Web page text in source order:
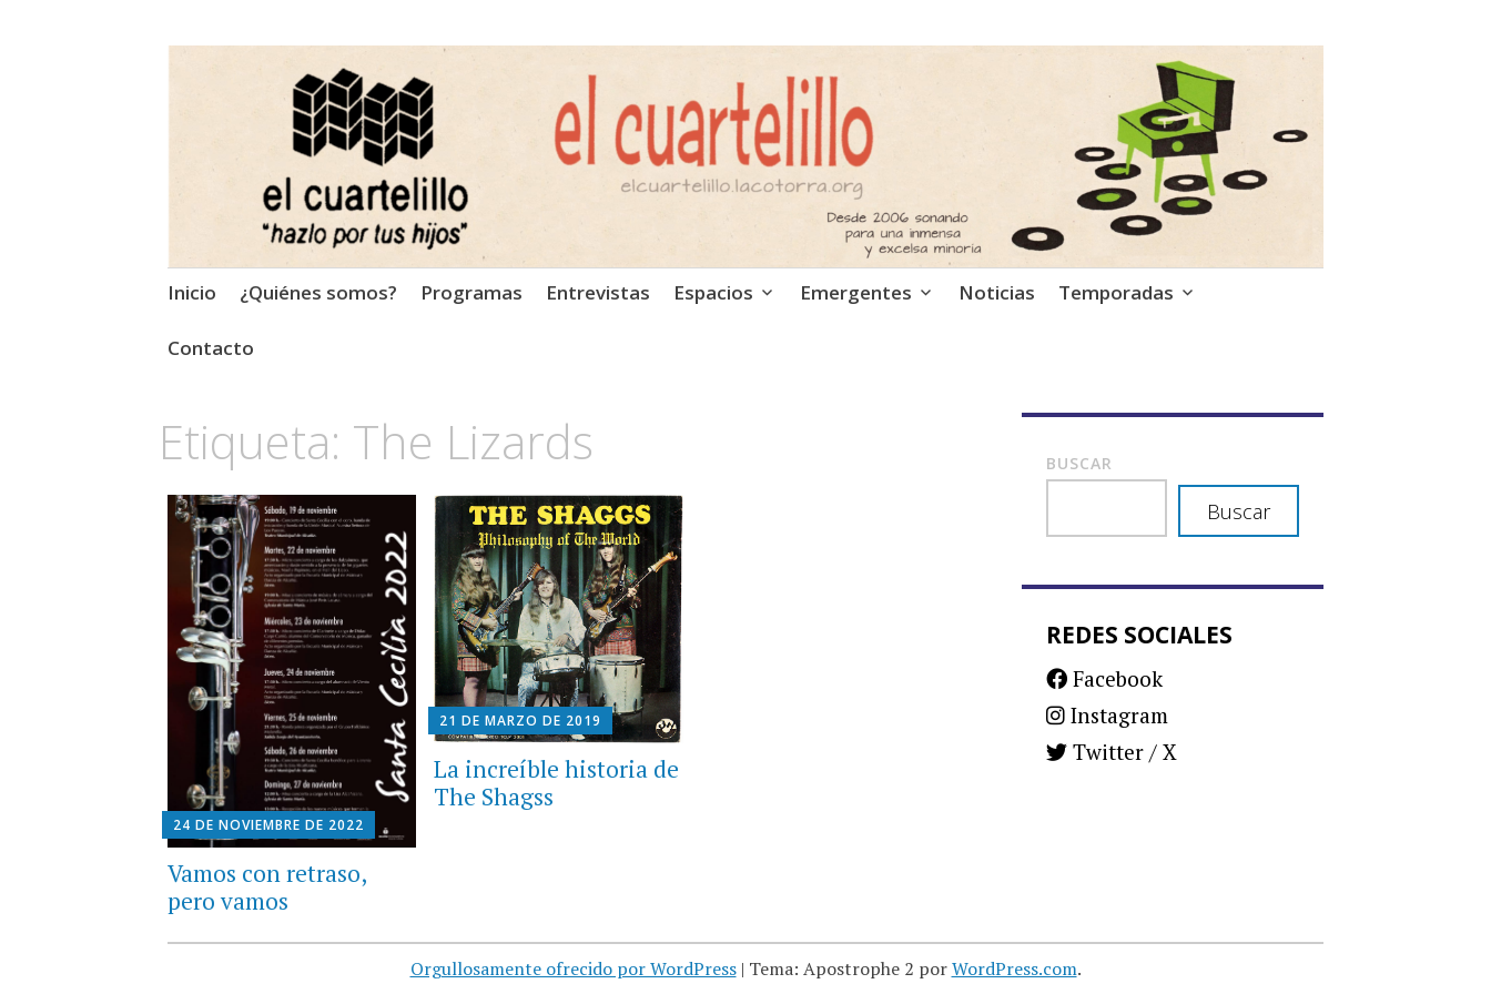
El Cuartelillo
Programa de radio de música independiente. Podcast
Saltar
contenido
Inicio ¿Quiénes somos? Programas Entrevistas Espacios Emergentes Noticias Temporadas
Contacto
Etiqueta: The Lizards
24 DE NOVIEMBRE DE 2022
Vamos con retraso,
pero vamos
21 DE MARZO DE 2019
La increíble historia de
The Shagss
BUSCAR
Buscar
REDES SOCIALES
Facebook
Instagram
Twitter / X
Orgullosamente ofrecido por WordPress | Tema: Apostrophe 2 porWordPress.com.